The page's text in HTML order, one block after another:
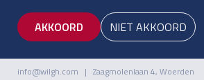
AKKOORD NIET AKKOORD
info@wilgh.com | Zaagmolenlaan 4, Woerden